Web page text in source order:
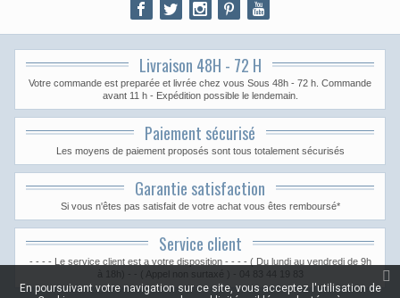
Livraison 48H - 72 H
Votre commande est preparée et livrée chez vous Sous 48h - 72 h. Commande
avant 11 h - Expédition possible le lendemain.
Paiement sécurisé
Les moyens de paiement proposés sont tous totalement sécurisés
Garantie satisfaction
Si vous n'êtes pas satisfait de votre achat vous êtes remboursé*
Service client
- - - - Le service client est a votre disposition - - - - ( Du lundi au vendredi de 9h
à 18h) - - ( Appel non surtaxé ) - 04 83 44 19 83
En poursuivant votre navigation sur ce site, vous acceptez l'utilisation de